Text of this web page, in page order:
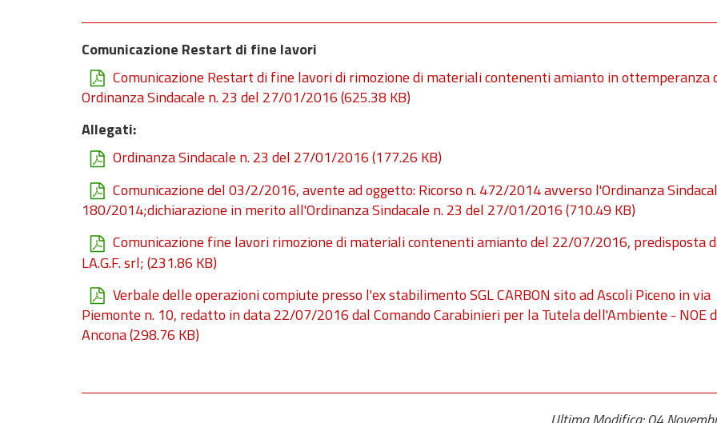
Comunicazione Restart di fine lavori
Comunicazione Restart di fine lavori di rimozione di materiali contenenti amianto in ottemperanza
Ordinanza Sindacale n. 23 del 27/01/2016(625.38 KB)
Allegati:
Ordinanza Sindacale n. 23 del 27/01/2016(177.26 KB)
Comunicazione del 03/2/2016, avente ad oggetto: Ricorso n. 472/2014 avverso l'Ordinanza
180/2014;dichiarazione in merito all'Ordinanza Sindacale n. 23 del 27/01/2016(710.49 KB)
Comunicazione fine lavori rimozione di materiali contenenti amianto del 22/07/2016, predisposta
LA.G.F. srl;(231.86 KB)
Verbale delle operazioni compiute presso l'ex stabilimento SGL CARBON sito ad Ascoli Piceno in via
Piemonte n. 10, redatto in data 22/07/2016 dal Comando Carabinieri per la Tutela dell'Ambiente - NOE
Ancona(298.76 KB)